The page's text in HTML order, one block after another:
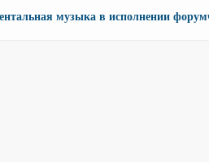
музыка в исполнении